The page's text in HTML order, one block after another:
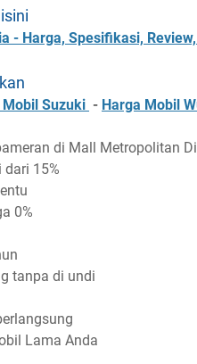
- Harga, Spesifikasi,
Mobil Suzuki - Harga Mobil
di Mall Metropolitan
dari 15%
0%
tanpa di undi
Lama Anda